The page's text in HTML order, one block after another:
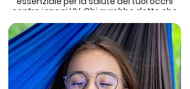
contro i raggi UV. Chi avrebbe detto che
un piccolo accessorio potesse fare così
tanto? Scegli i tuoi occhiali da sole
perfetti, e affronta il mondo con
sicurezza e protezione!